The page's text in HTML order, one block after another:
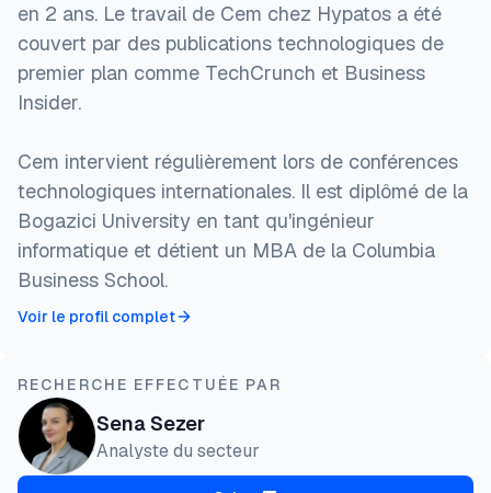
en 2 ans. Le travail de Cem chez Hypatos a été
couvert par des publications technologiques de
premier plan comme TechCrunch et Business
Insider.
Cem intervient régulièrement lors de conférences
technologiques internationales. Il est diplômé de la
Bogazici University en tant qu'ingénieur
informatique et détient un MBA de la Columbia
Business School.
Voir le profil complet
RECHERCHE EFFECTUÉE PAR
Sena Sezer
Analyste du secteur